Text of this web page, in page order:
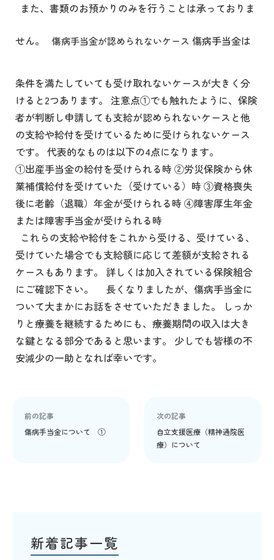
また、書類のお預かりのみを行うことは承っておりま
せん。 傷病手当金が認められないケース 傷病手当金は
条件を満たしていても受け取れないケースが大きく分
けると2つあります。 注意点①でも触れたように、保険
者が判断し申請しても支給が認められないケースと他
の支給や給付を受けているために受けられないケース
です。 代表的なものは以下の4点になります。
①出産手当金の給付を受けられる時 ②労災保険から休
業補償給付を受けていた（受けている）時 ③資格喪失
後に老齢（退職）年金が受けられる時 ④障害厚生年金
または障害手当金が受けられる時
これらの支給や給付をこれから受ける、受けている、
受けていた場合でも支給額に応じて差額が支給される
ケースもあります。 詳しくは加入されている保険組合
にご確認下さい。 長くなりましたが、傷病手当金に
ついて大まかにお話をさせていただきました。 しっか
りと療養を継続するためにも、療養期間の収入は大き
な鍵となる部分であると思います。 少しでも皆様の不
安減少の一助となれば幸いです。
前の記事
傷病手当金について ①
次の記事
自立支援医療（精神通院医
療）について
新着記事一覧